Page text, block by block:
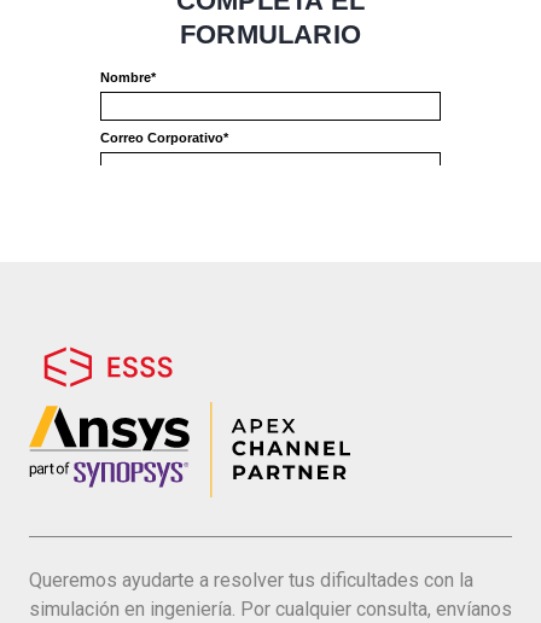
de análisis estructural, donde
aprenderás cómo este método hace
posible un mayor realismo en la
predicción del comportamiento y
rendimiento de productos complejos.
cargas utilizadas para análisis y
optimización. Este proceso proporciona
agilidad en el desarrollo y en
modificaciones de proyectos, asegurando
la calidad, eficiencia y seguridad del
Conoce más sobre esta tecnología cada
vez más demandada por las industrias.
Queremos ayudarte a resolver tus dificultades con la
simulación en ingeniería. Por cualquier consulta, envíanos